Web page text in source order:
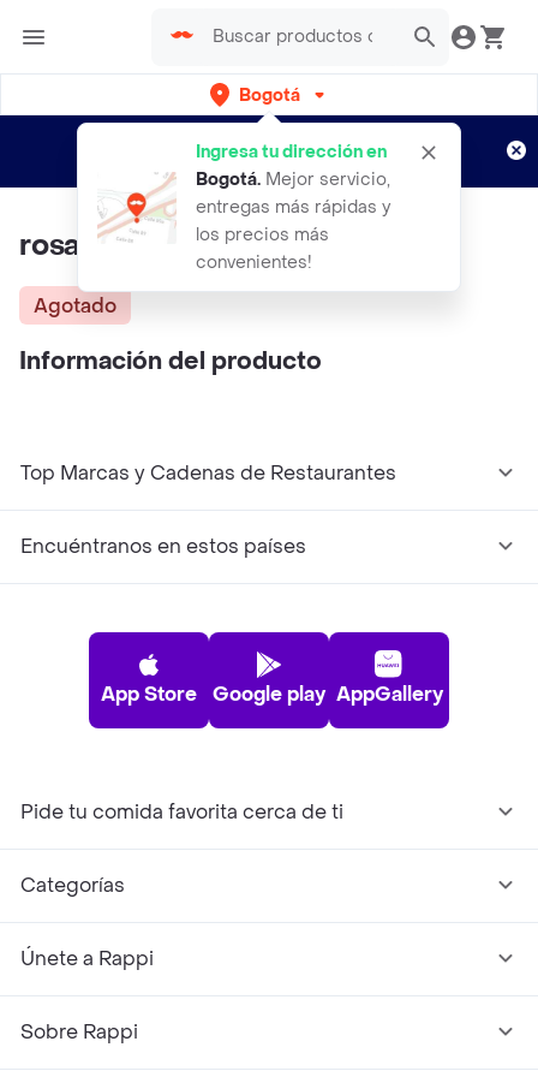
Bogotá
Ingresa tu dirección en
Bogotá. Mejor servicio,
entregas más rápidas y
los precios más
convenientes!
envíos gratis por semanas
Aplican TyC
rosas en arreglo floral
Agotado
Información del producto
Top Marcas y Cadenas de Restaurantes
Encuéntranos en estos países
App Store Google play AppGallery
Pide tu comida favorita cerca de ti
Categorías
Únete a Rappi
Sobre Rappi